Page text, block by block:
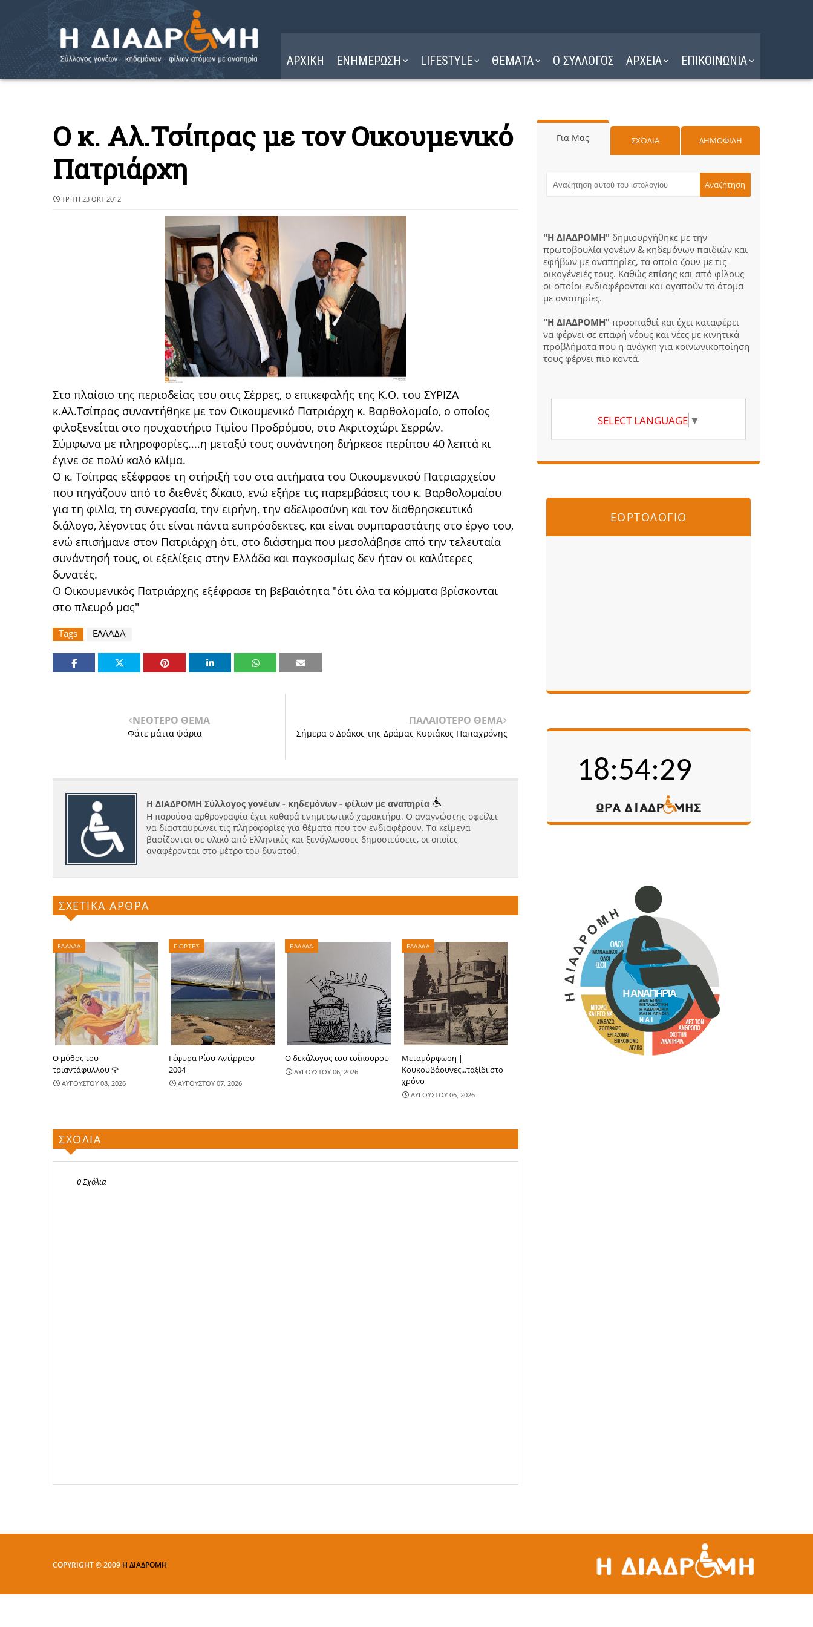
ΑΡΧΙΚΗ ΕΝΗΜΕΡΩΣΗ LIFESTYLE ΘΕΜΑΤΑ Ο ΣΥΛΛΟΓΟΣ ΑΡΧΕΙΑ ΕΠΙΚΟΙΝΩΝΙΑ
Ο κ. Αλ.Τσίπρας με τον Οικουμενικ​ό
Πατριάρχη
ΤΡΊΤΗ 23 ΟΚΤ 2012
Στο πλαίσιο της περιοδείας του στις Σέρρες, ο επικεφαλής της Κ.Ο. του ΣΥΡΙΖΑ
κ.Αλ.Τσίπρας συναντήθηκε με τον Οικουμενικό Πατριάρχη κ. Βαρθολομαίο, ο οποίος
φιλοξενείται στο ησυχαστήριο Τιμίου Προδρόμου, στο Ακριτοχώρι Σερρών.
Σύμφωνα με πληροφορίες....η μεταξύ τους συνάντηση διήρκεσε περίπου 40 λεπτά κι
έγινε σε πολύ καλό κλίμα.
Ο κ. Τσίπρας εξέφρασε τη στήριξή του στα αιτήματα του Οικουμενικού Πατριαρχείου
που πηγάζουν από το διεθνές δίκαιο, ενώ εξήρε τις παρεμβάσεις του κ. Βαρθολομαίου
για τη φιλία, τη συνεργασία, την ειρήνη, την αδελφοσύνη και τον διαθρησκευτικό
διάλογο, λέγοντας ότι είναι πάντα ευπρόσδεκτες, και είναι συμπαραστάτης στο έργο του,
ενώ επισήμανε στον Πατριάρχη ότι, στο διάστημα που μεσολάβησε από την τελευταία
συνάντησή τους, οι εξελίξεις στην Ελλάδα και παγκοσμίως δεν ήταν οι καλύτερες
δυνατές.
Ο Οικουμενικός Πατριάρχης εξέφρασε τη βεβαιότητα "ότι όλα τα κόμματα βρίσκονται
στο πλευρό μας"
Tags ΕΛΛΑΔΑ
ΝΕΟΤΕΡΟ ΘΕΜΑ
Φάτε μάτια ψάρια
ΠΑΛΑΙΟΤΕΡΟ ΘΕΜΑ
Σήμερα ο Δράκος της Δράμας Κυριάκος Παπαχρόνης
Η ΔΙΑΔΡΟΜΗ Σύλλογος γονέων - κηδεμόνων - φίλων με αναπηρία
Η παρούσα αρθρογραφία έχει καθαρά ενημερωτικό χαρακτήρα. Ο αναγνώστης οφείλει
να διασταυρώνει τις πληροφορίες για θέματα που τον ενδιαφέρουν. Τα κείμενα
βασίζονται σε υλικό από Ελληνικές και ξενόγλωσσες δημοσιεύσεις, οι οποίες
αναφέρονται στο μέτρο του δυνατού.
ΣΧΕΤΙΚΑ ΑΡΘΡΑ
ΕΛΛΑΔΑ
Ο μύθος του
τριαντάφυλλου 🌹
ΑΥΓΟΥΣΤΟΥ 08, 2026
ΓΙΟΡΤΕΣ
Γέφυρα Ρίου-Αντίρριου
2004
ΑΥΓΟΥΣΤΟΥ 07, 2026
ΕΛΛΑΔΑ
Ο δεκάλογος του τσίπουρου
ΑΥΓΟΥΣΤΟΥ 06, 2026
ΕΛΛΑΔΑ
Μεταμόρφωση |
Κουκουβάουνες...ταξίδι στο
χρόνο
ΑΥΓΟΥΣΤΟΥ 06, 2026
ΣΧΟΛΙΑ
0 Σχόλια
Για Μας ΣΧΌΛΙΑ ΔΗΜΟΦΙΛΗ
"Η ΔΙΑΔΡΟΜΗ" δημιουργήθηκε με την
πρωτοβουλία γονέων & κηδεμόνων παιδιών και
εφήβων με αναπηρίες, τα οποία ζουν με τις
οικογένειές τους. Καθώς επίσης και από φίλους
οι οποίοι ενδιαφέρονται και αγαπούν τα άτομα
με αναπηρίες.
"Η ΔΙΑΔΡΟΜΗ" προσπαθεί και έχει καταφέρει
να φέρνει σε επαφή νέους και νέες με κινητικά
προβλήματα που η ανάγκη για κοινωνικοποίηση
τους φέρνει πιο κοντά.
SELECT LANGUAGE ▼
ΕΟΡΤΟΛΟΓΙΟ
COPYRIGHT © 2009 Η ΔΙΑΔΡΟΜΗ